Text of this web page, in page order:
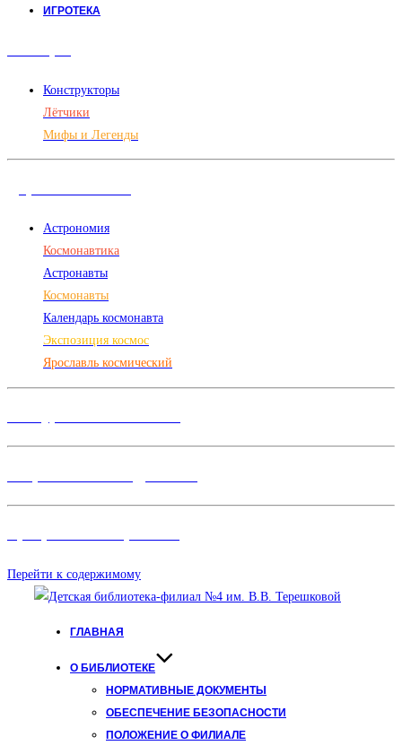
ИГРОТЕКА
Конструкторы
Лётчики
Мифы и Легенды
Астрономия
Космонавтика
Астронавты
Космонавты
Календарь космонавта
Экспозиция космос
Ярославль космический
Перейти к содержимому
ГЛАВНАЯ
О БИБЛИОТЕКЕ
НОРМАТИВНЫЕ ДОКУМЕНТЫ
ОБЕСПЕЧЕНИЕ БЕЗОПАСНОСТИ
ПОЛОЖЕНИЕ О ФИЛИАЛЕ